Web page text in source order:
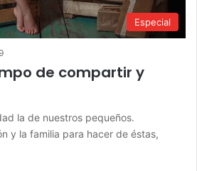
Especial
de compartir y
la de nuestros pequeños.
y la familia para hacer de éstas,